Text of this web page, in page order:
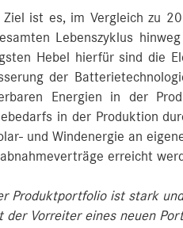
Ziel ist es, im Vergleich zu
Lebenszyklus
Hebel hierfür sind die
der
Energien in der
in der Produktion
und Windenergie an
erreicht
Produktportfolio ist stark
der Vorreiter eines neuen